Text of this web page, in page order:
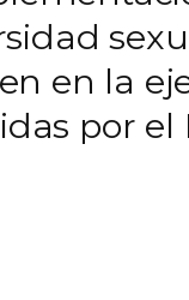
en la
por el